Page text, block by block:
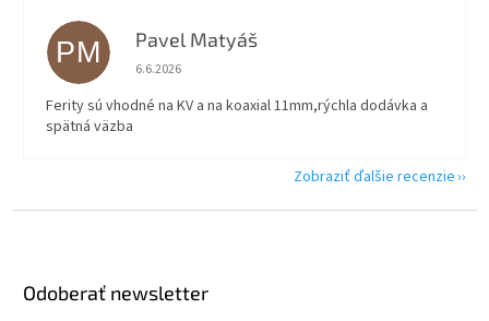
PM Pavel Matyáš
Hodnotenie obchodu je 5 z 5 hviezdičiek.
6.6.2026
Ferity sú vhodné na KV a na koaxial 11mm,rýchla dodávka a
spätná väzba
Zobraziť ďalšie recenzie
Odoberať newsletter